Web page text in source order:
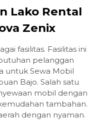
Lako Rental
Zenix
fasilitas. Fasilitas ini
pelanggan
untuk Sewa Mobil
Bajo. Salah satu
mobil dengan
tambahan.
dengan nyaman.